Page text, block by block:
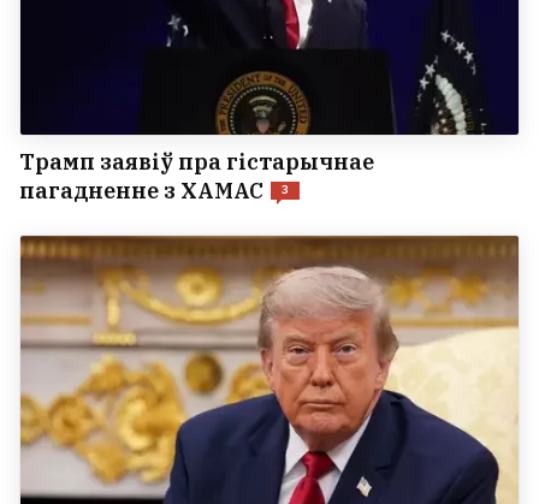
Трамп заявіў пра гістарычнае
пагадненне з ХАМАС
3